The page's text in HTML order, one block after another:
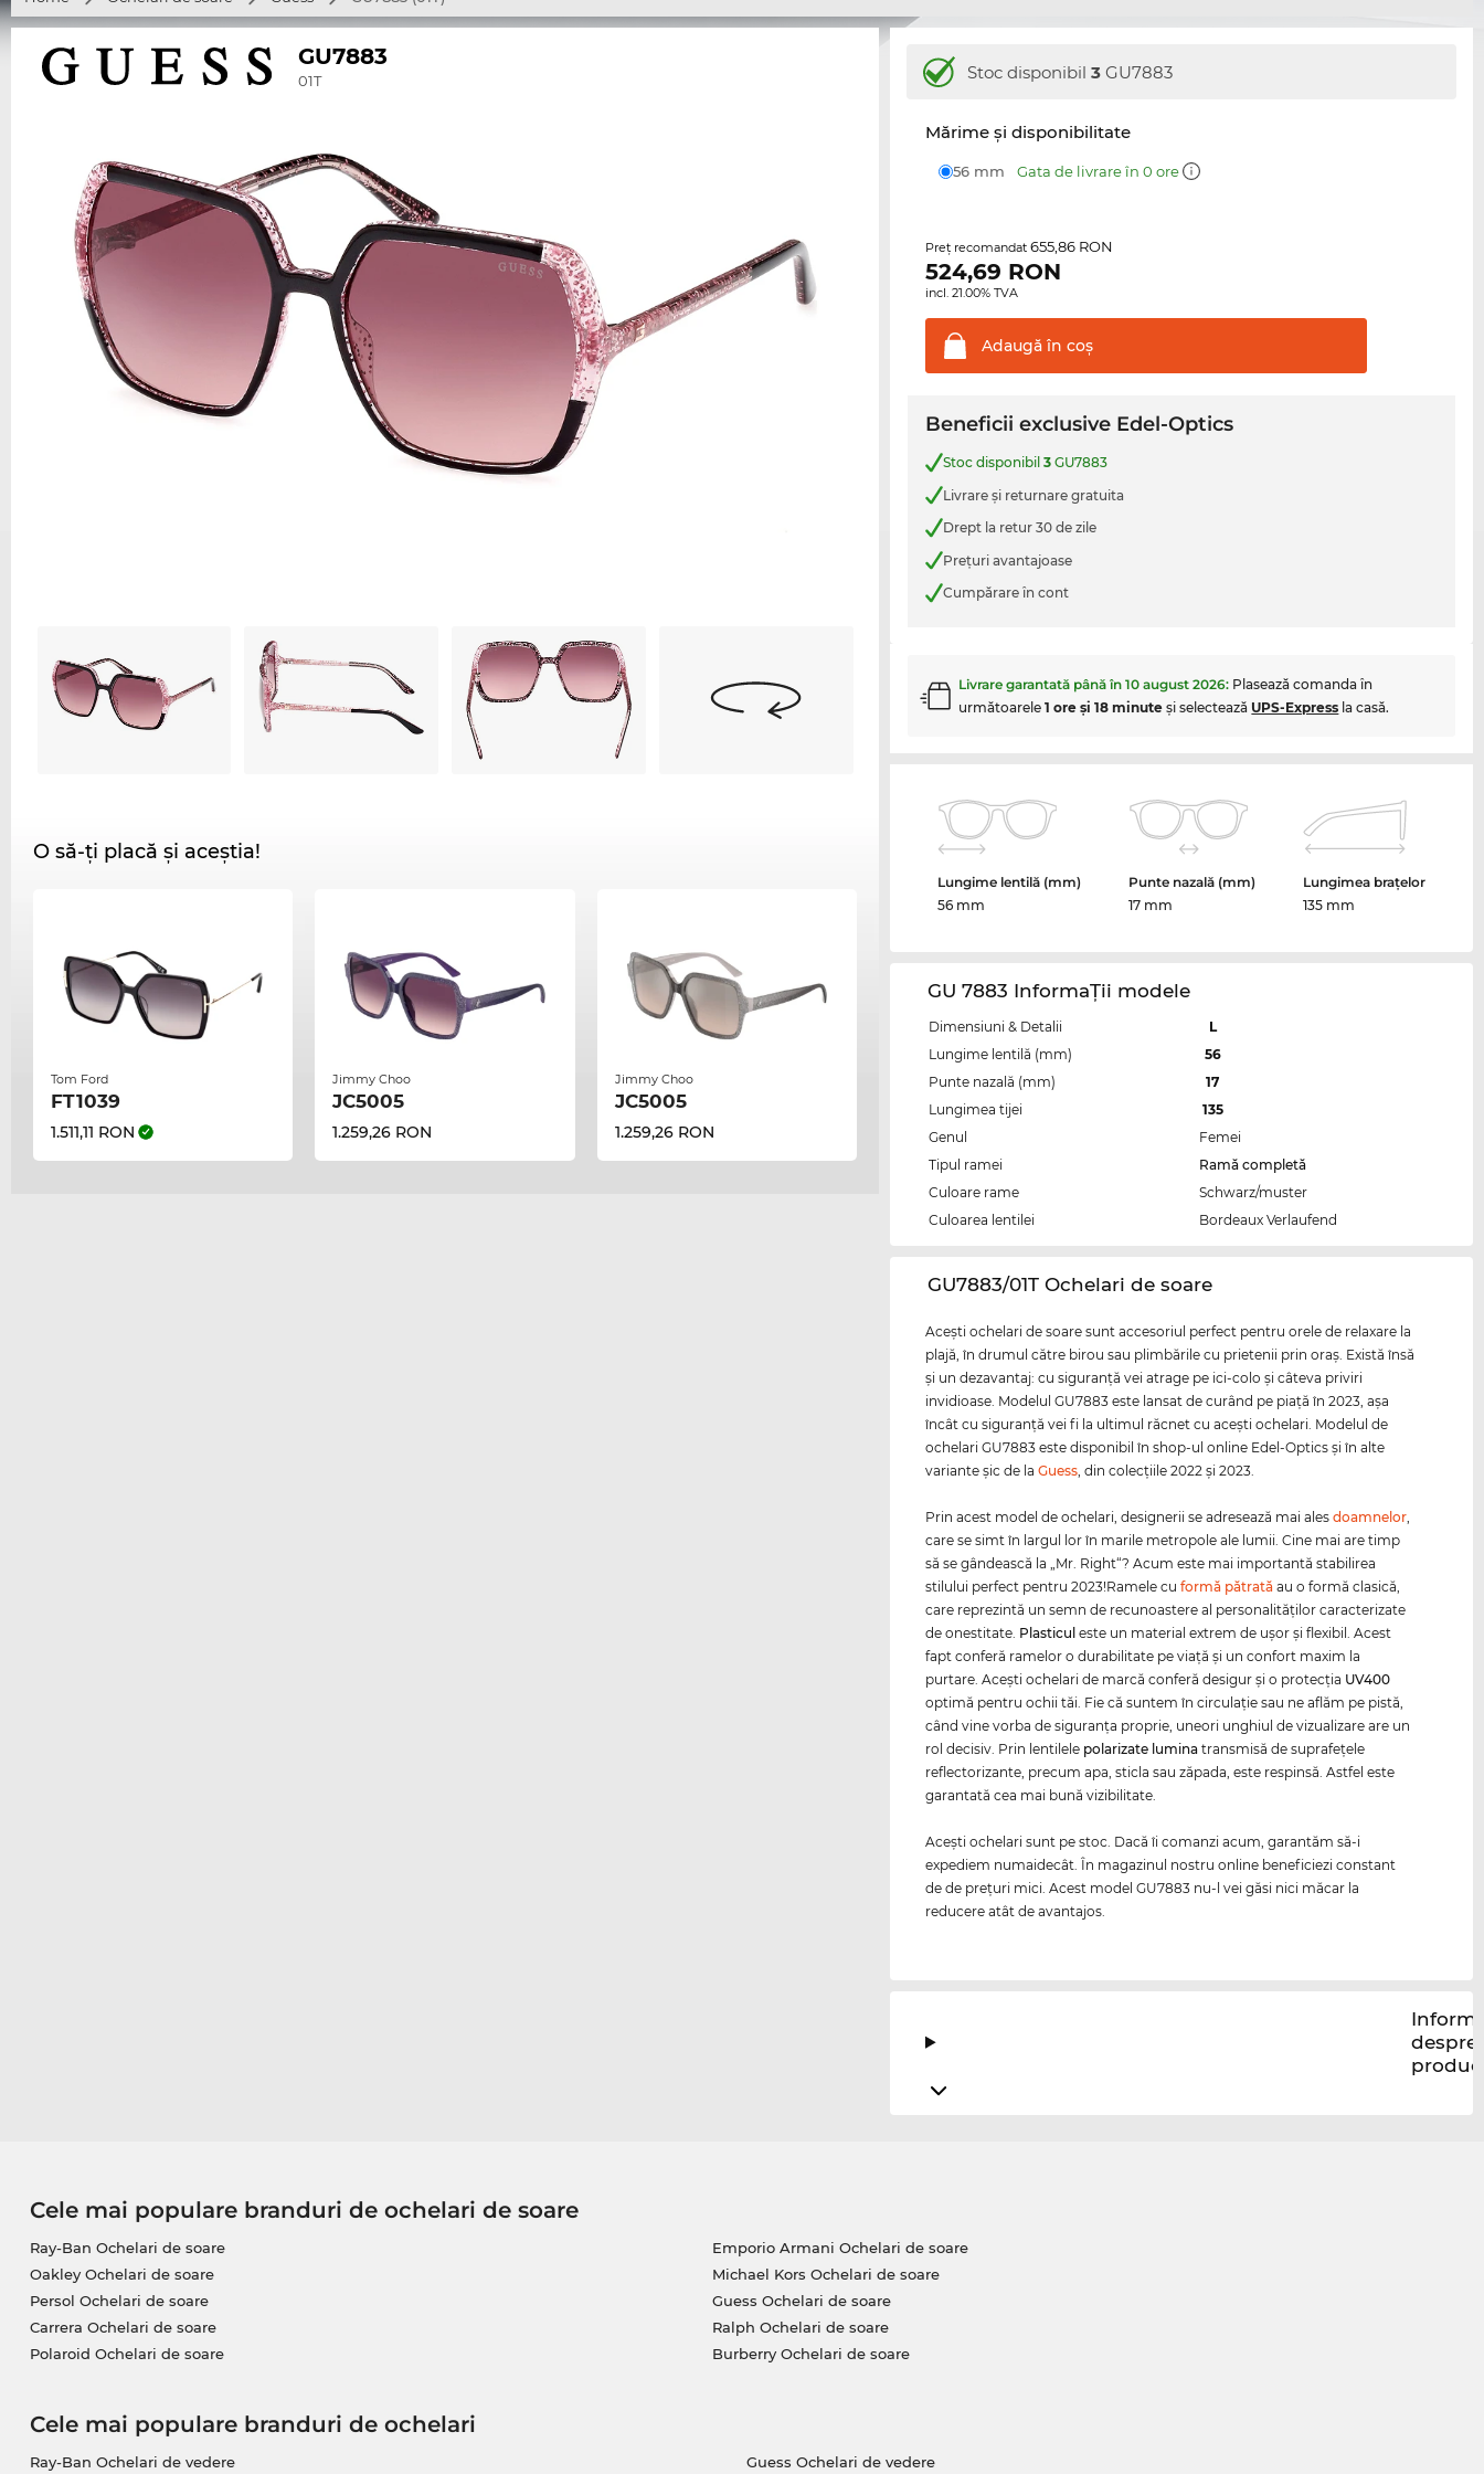
GU7883
01T
O să-ți placă și aceștia!
Tom Ford
FT1039
1.511,11 RON
Jimmy Choo
JC5005
1.259,26 RON
Jimmy Choo
JC5005
1.259,26 RON
Stoc disponibil3 GU7883
Mărime şi disponibilitate
56 mm Gata de livrare în 0 ore
Preţ recomandat655,86 RON
524,69 RON
incl. 21.00% TVA
Adaugă în coş
Beneficii exclusive Edel-Optics
Stoc disponibil3 GU7883
Livrare şi returnare gratuita
Drept la retur 30 de zile
Preţuri avantajoase
Cumpărare în cont
Livrare garantată până în10 august 2026: Plasează comanda în
următoarele1 ore şi 18 minute şi selectează UPS-Express la casă.
Lungime lentilă (mm)
56 mm
Punte nazală (mm)
17 mm
Lungimea brațelor
135 mm
GU 7883 InformaŢii modele
Dimensiuni & Detalii
L
Lungime lentilă (mm)
56
Punte nazală (mm)
17
Lungimea tijei
135
Genul
Femei
Tipul ramei
Ramă completă
Culoare rame
Schwarz/muster
Culoarea lentilei
Bordeaux Verlaufend
‌GU7883/01T Ochelari de soare
Aceşti ochelari de soare sunt accesoriul perfect pentru orele de relaxare la
plajă, în drumul către birou sau plimbările cu prietenii prin oraş. Există însă
şi un dezavantaj: cu siguranţă vei atrage pe ici-colo şi câteva priviri
invidioase. Modelul GU7883 este lansat de curând pe piaţă în 2023, aşa
încât cu siguranţă vei fi la ultimul răcnet cu aceşti ochelari. Modelul de
ochelari GU7883 este disponibil în shop-ul online Edel-Optics şi în alte
variante şic de laGuess , din colecţiile 2022 şi 2023.
Prin acest model de ochelari, designerii se adresează mai alesdoamnelor
care se simt în largul lor în marile metropole ale lumii. Cine mai are timp
să se gândească la „Mr. Right“? Acum este mai importantă stabilirea
stilului perfect pentru 2023!Ramele cuformă pătrată au o formă clasică,
care reprezintă un semn de recunoastere al personalităţilor caracterizate
de onestitate. Plasticul este un material extrem de uşor şi flexibil. Acest
fapt conferă ramelor o durabilitate pe viaţă şi un confort maxim la
purtare. Aceşti ochelari de marcă conferă desigur şi o protecţia UV400
optimă pentru ochii tăi. Fie că suntem în circulaţie sau ne aflăm pe pistă,
când vine vorba de siguranţa proprie, uneori unghiul de vizualizare are un
rol decisiv. Prin lentilele polarizate lumina transmisă de suprafeţele
reflectorizante, precum apa, sticla sau zăpada, este respinsă. Astfel este
garantată cea mai bună vizibilitate.
Aceşti ochelari sunt pe stoc. Dacă îi comanzi acum, garantăm să-i
expediem numaidecât. În magazinul nostru online beneficiezi constant
de de preţuri mici. Acest model GU7883 nu-l vei găsi nici măcar la
reducere atât de avantajos.
despre
Cele mai populare branduri de ochelari de soare
Ray-Ban Ochelari de soare
Oakley Ochelari de soare
Persol Ochelari de soare
Carrera Ochelari de soare
Polaroid Ochelari de soare
Emporio Armani Ochelari de soare
Michael Kors Ochelari de soare
Guess Ochelari de soare
Ralph Ochelari de soare
Burberry Ochelari de soare
Cele mai populare branduri de ochelari
Ray-Ban Ochelari de vedere Guess Ochelari de vedere